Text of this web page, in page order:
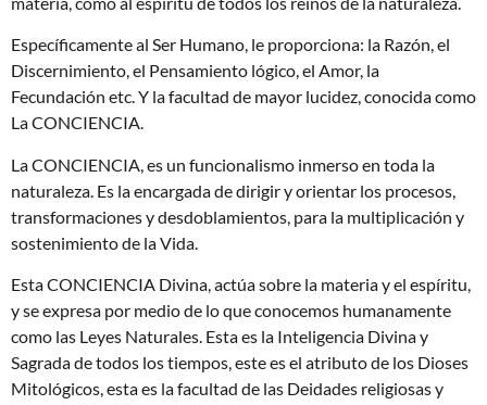
Específicamente al Ser Humano, le proporciona: la Razón, el
Discernimiento, el Pensamiento lógico, el Amor, la
Fecundación etc. Y la facultad de mayor lucidez, conocida como
La CONCIENCIA.
La CONCIENCIA, es un funcionalismo inmerso en toda la
naturaleza. Es la encargada de dirigir y orientar los procesos,
transformaciones y desdoblamientos, para la multiplicación y
sostenimiento de la Vida.
Esta CONCIENCIA Divina, actúa sobre la materia y el espíritu,
y se expresa por medio de lo que conocemos humanamente
como las Leyes Naturales. Esta es la Inteligencia Divina y
Sagrada de todos los tiempos, este es el atributo de los Dioses
Mitológicos, esta es la facultad de las Deidades religiosas y